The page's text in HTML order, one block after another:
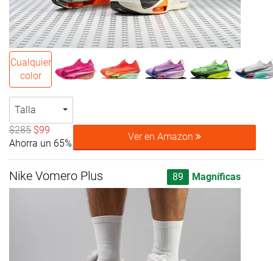
Cualquier
color
Talla
$285 $99
Ahorra un 65%
Ver en Amazon
Nike Vomero Plus 89 Magníficas